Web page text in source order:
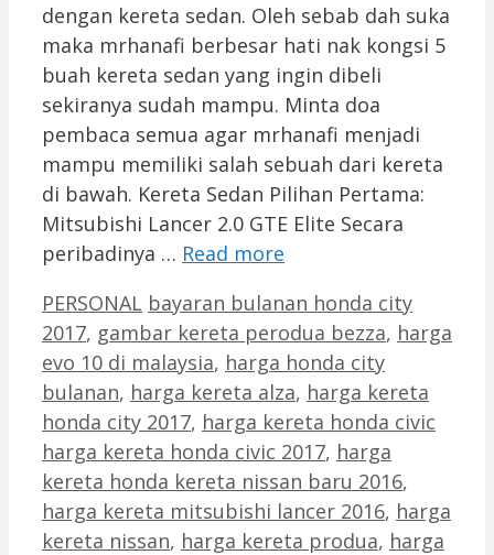
dengan kereta sedan. Oleh sebab dah suka
maka mrhanafi berbesar hati nak kongsi 5
buah kereta sedan yang ingin dibeli
sekiranya sudah mampu. Minta doa
pembaca semua agar mrhanafi menjadi
mampu memiliki salah sebuah dari kereta
di bawah. Kereta Sedan Pilihan Pertama:
Mitsubishi Lancer 2.0 GTE Elite Secara
peribadinya … Read more
Categories
PERSONAL Tags
bayaran bulanan honda city
2017, gambar kereta perodua bezza, harga
evo 10 di malaysia, harga honda city
bulanan, harga kereta alza, harga kereta
honda city 2017, harga kereta honda civic
harga kereta honda civic 2017, harga
kereta honda kereta nissan baru 2016,
harga kereta mitsubishi lancer 2016, harga
kereta nissan, harga kereta produa, harga